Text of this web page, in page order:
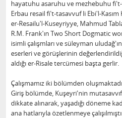
hayatuhu asaruhu ve mezhebuhu
Erbau resail fi't-tasavvuf li Ebi'l-
er-Resailu'l-Kuseyriyye, Mahmud
R.M. Frank'ın Two Short Dogmatic
isimli çalışmları ve süleyman
eserleri ve görüşlerinin
aldığı er-Risale tercümesi başta gerlir.
Çalışmamız iki bölümden
Giriş bölümde, Kuşeyri'nin
dikkate alınarak, yaşadığı döneme
ana hatlarıyla özetlenmeye